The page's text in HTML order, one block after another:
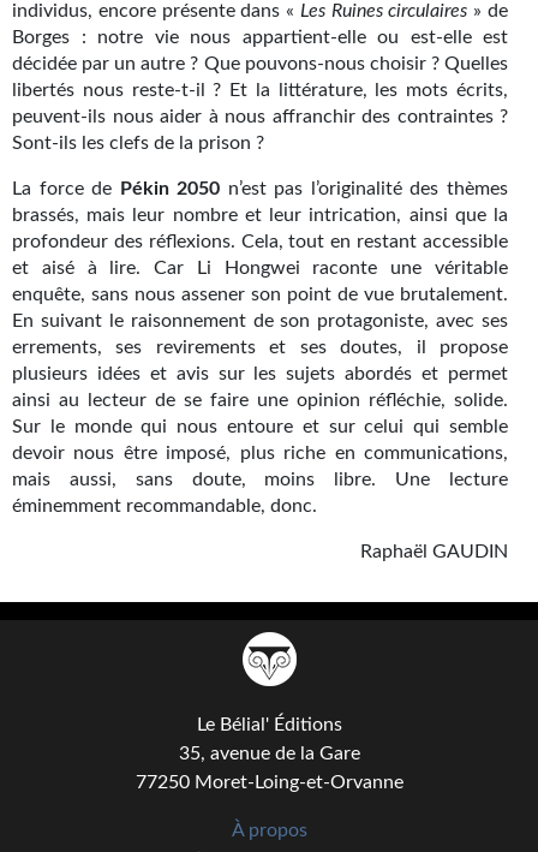
Récompenses
Newsletter
Le Bélial' sur Youtube
LE BLOG BIFROST
Tous les articles
La Bibliothèque orbitale
Journal d'un homme des bois
FORUMS
CONTACT
Nous contacter
individus, encore présente dans « Les Ruines circulaires » de
Borges : notre vie nous appartient-elle ou est-elle est
décidée par un autre ? Que pouvons-nous choisir ? Quelles
libertés nous reste-t-il ? Et la littérature, les mots écrits,
peuvent-ils nous aider à nous affranchir des contraintes ?
Sont-ils les clefs de la prison ?
La force de Pékin 2050 n’est pas l’originalité des thèmes
brassés, mais leur nombre et leur intrication, ainsi que la
profondeur des réflexions. Cela, tout en restant accessible
et aisé à lire. Car Li Hongwei raconte une véritable
enquête, sans nous assener son point de vue brutalement.
En suivant le raisonnement de son protagoniste, avec ses
errements, ses revirements et ses doutes, il propose
plusieurs idées et avis sur les sujets abordés et permet
ainsi au lecteur de se faire une opinion réfléchie, solide.
Sur le monde qui nous entoure et sur celui qui semble
devoir nous être imposé, plus riche en communications,
mais aussi, sans doute, moins libre. Une lecture
éminemment recommandable, donc.
Raphaël GAUDIN
Le Bélial' Éditions
35, avenue de la Gare
77250 Moret-Loing-et-Orvanne
À propos